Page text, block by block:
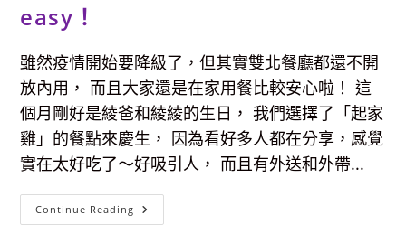
到
爆
出
來，
有
溫
度
的
用
心
點。
easy！
雖然疫情開始要降級了，但其實雙北餐廳都還不開
放內用， 而且大家還是在家用餐比較安心啦！ 這
個月剛好是綾爸和綾綾的生日， 我們選擇了「起家
雞」的餐點來慶生， 因為看好多人都在分享，感覺
實在太好吃了～好吸引人， 而且有外送和外帶...
Continue Reading 【外
帶